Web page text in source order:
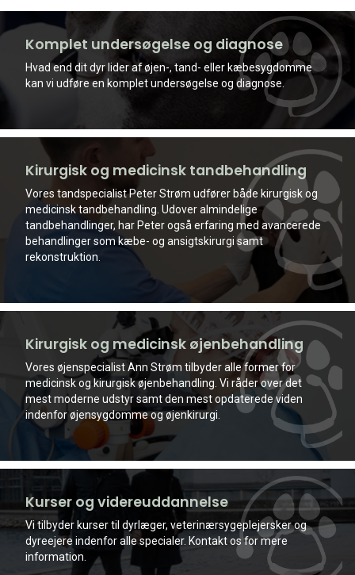
Komplet undersøgelse og diagnose
Hvad end dit dyr lider af øjen-, tand- eller kæbesygdomme
kan vi udføre en komplet undersøgelse og diagnose.
Kirurgisk og medicinsk tandbehandling
Vores tandspecialist Peter Strøm udfører både kirurgisk og
medicinsk tandbehandling. Udover almindelige
tandbehandlinger, har Peter også erfaring med avancerede
behandlinger som kæbe- og ansigtskirurgi samt
rekonstruktion.
Kirurgisk og medicinsk øjenbehandling
Vores øjenspecialist Ann Strøm tilbyder alle former for
medicinsk og kirurgisk øjenbehandling. Vi råder over det
mest moderne udstyr samt den mest opdaterede viden
indenfor øjensygdomme og øjenkirurgi.
Kurser og videreuddannelse
Vi tilbyder kurser til dyrlæger, veterinærsygeplejersker og
dyreejere indenfor alle specialer. Kontakt os for mere
information.